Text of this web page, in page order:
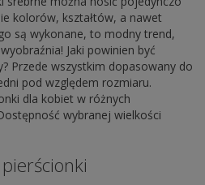
kolorów, kształtów, a nawet
są wykonane, to modny trend,
Jaki powinien być
Przede wszystkim dopasowany do
pod względem rozmiaru.
dla kobiet w różnych
wybranej wielkości